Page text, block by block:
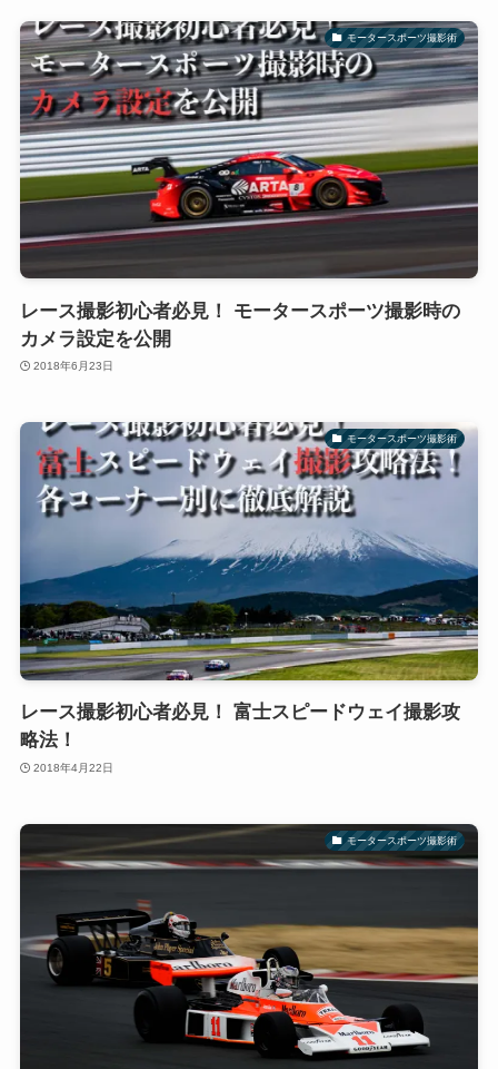
モータースポーツ撮影術
レース撮影初心者必見！ モータースポーツ撮影時の
カメラ設定を公開
2018年6月23日
モータースポーツ撮影術
レース撮影初心者必見！ 富士スピードウェイ撮影攻
略法！
2018年4月22日
モータースポーツ撮影術